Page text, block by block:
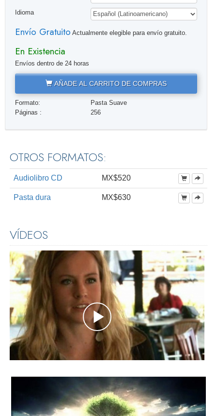
Idioma
Envío Gratuito Actualmente elegible para envío gratuito.
En Existencia
Envíos dentro de 24 horas
AÑADE AL CARRITO DE COMPRAS
Formato:
Pasta Suave
Páginas :
256
OTROS FORMATOS:
Audiolibro CD MX$520
Pasta dura MX$630
VÍDEOS